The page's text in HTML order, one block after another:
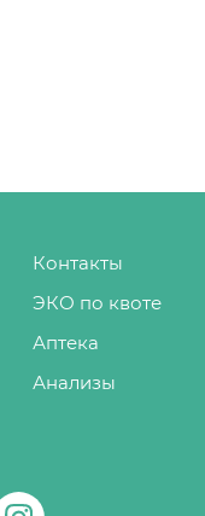
Контакты
ЭКО по квоте
Аптека
Анализы